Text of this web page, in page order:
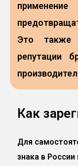
Это также
репутации
Как
Для
знака в